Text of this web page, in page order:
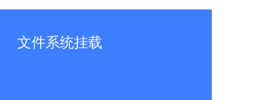
文件系统挂载